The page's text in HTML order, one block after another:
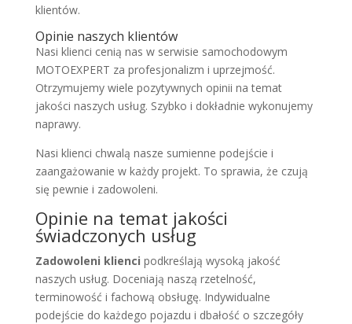
klientów.
Opinie naszych klientów
Nasi klienci cenią nas w serwisie samochodowym
MOTOEXPERT za profesjonalizm i uprzejmość.
Otrzymujemy wiele pozytywnych opinii na temat
jakości naszych usług. Szybko i dokładnie wykonujemy
naprawy.
Nasi klienci chwalą nasze sumienne podejście i
zaangażowanie w każdy projekt. To sprawia, że czują
się pewnie i zadowoleni.
Opinie na temat jakości
świadczonych usług
Zadowoleni klienci podkreślają wysoką jakość
naszych usług. Doceniają naszą rzetelność,
terminowość i fachową obsługę. Indywidualne
podejście do każdego pojazdu i dbałość o szczegóły